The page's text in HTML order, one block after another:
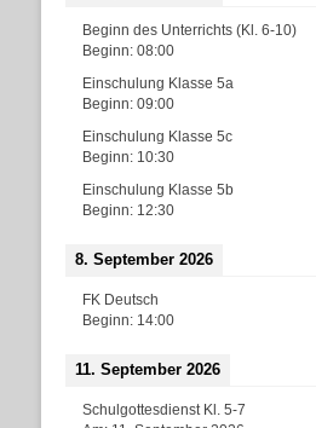
Beginn des Unterrichts (Kl. 6-10)
Beginn: 08:00
Einschulung Klasse 5a
Beginn: 09:00
Einschulung Klasse 5c
Beginn: 10:30
Einschulung Klasse 5b
Beginn: 12:30
8. September 2026
FK Deutsch
Beginn: 14:00
11. September 2026
Schulgottesdienst Kl. 5-7